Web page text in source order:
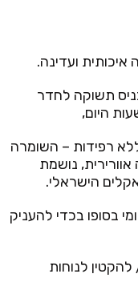
ועדינה.
תשוקה לחדר
היום,
רפידות – השומרה
נושמת
הישראלי.
בסופו בכדי להעניק
לנוחות